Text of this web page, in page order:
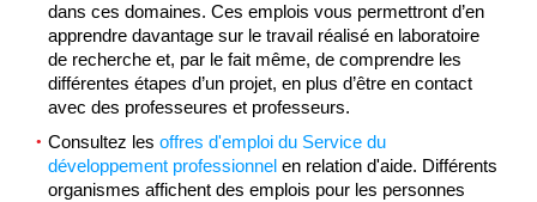
dans ces domaines. Ces emplois vous permettront d’en
apprendre davantage sur le travail réalisé en laboratoire
de recherche et, par le fait même, de comprendre les
différentes étapes d’un projet, en plus d’être en contact
avec des professeures et professeurs.
Consultez les offres d'emploi du Service du
développement professionnel en relation d'aide. Différents
organismes affichent des emplois pour les personnes